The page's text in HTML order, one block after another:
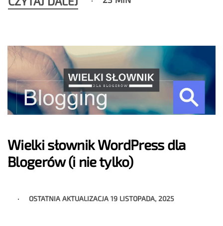
Wielki słownik WordPress dla
Blogerów (i nie tylko)
OSTATNIA AKTUALIZACJA19 LISTOPADA, 2025